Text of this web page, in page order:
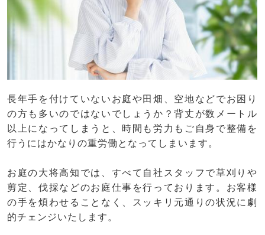
長年手を付けていないお庭や田畑、空地などでお困り
の方も多いのではないでしょうか？背丈が数メートル
以上になってしまうと、時間も労力もご自身で整備を
行うにはかなりの重労働となってしまいます。
お庭の大将高知では、すべて自社スタッフで草刈りや
剪定、伐採などのお庭仕事を行っております。お客様
の手を煩わせることなく、スッキリ元通りの状況に劇
的チェンジいたします。